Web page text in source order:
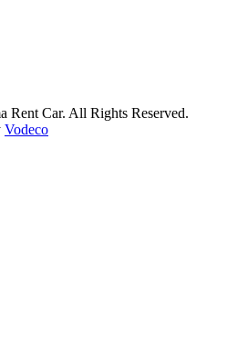
Rent Car. All Rights Reserved.
Vodeco